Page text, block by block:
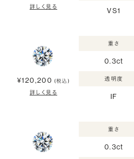
詳しく見る VS1
¥120,200 (税込)
詳しく見る
重さ
0.3ct
透明度
IF
重さ
0.3ct